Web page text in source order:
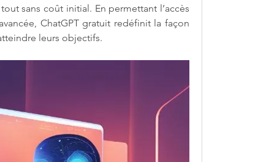
sans coût initial. En permettant l’accès
ChatGPT gratuit redéfinit la façon
leurs objectifs.